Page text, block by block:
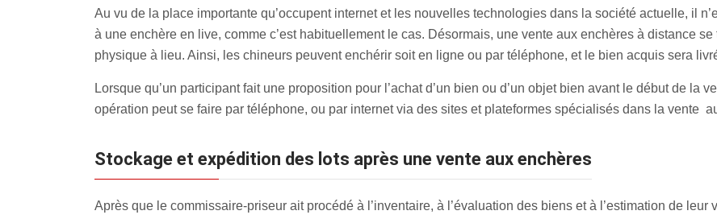
Au vu de la place importante qu’occupent internet et les nouvelles technologies dans la société actuelle, il
à une enchère en live, comme c’est habituellement le cas. Désormais, une vente aux enchères à distance
physique à lieu. Ainsi, les chineurs peuvent enchérir soit en ligne ou par téléphone, et le bien acquis sera
Lorsque qu’un participant fait une proposition pour l’achat d’un bien ou d’un objet bien avant le début de la
opération peut se faire par téléphone, ou par internet via des sites et plateformes spécialisés dans la vente
Stockage et expédition des lots après une vente aux enchères
Après que le commissaire-priseur ait procédé à l’inventaire, à l’évaluation des biens et à l’estimation de